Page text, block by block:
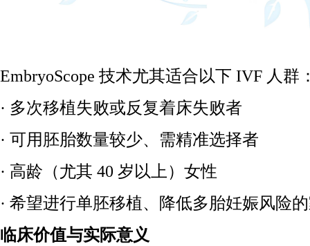
EmbryoScope 技术尤其适合以下 IVF 人群
· 多次移植失败或反复着床失败者
· 可用胚胎数量较少、需精准选择者
· 高龄（尤其 40 岁以上）女性
· 希望进行单胚移植、降低多胎妊娠风险
临床价值与实际意义